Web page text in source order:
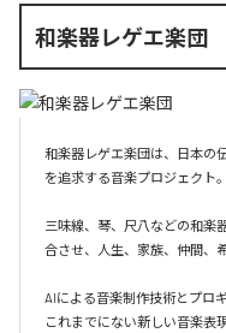
和楽器レゲエ楽団
和楽器レゲエ楽団は、日本の
を追求する音楽プロジェクト。
三味線、琴、尺八などの和楽
合させ、人生、家族、仲間、
AIによる音楽制作技術とプロ
これまでにない新しい音楽表